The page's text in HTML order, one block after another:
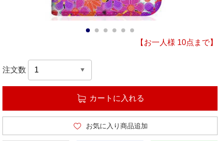
【お一人様 10点まで】
注文数
カートに入れる
お気に入り商品追加